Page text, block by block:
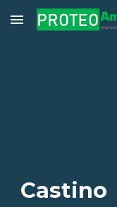
Skip to main content
Castino